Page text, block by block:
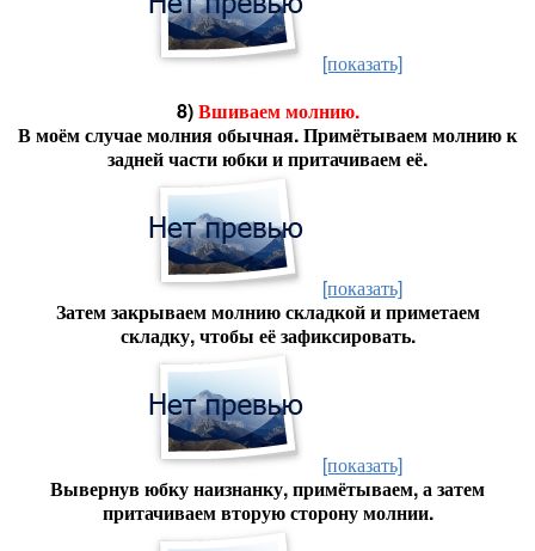
[показать]
8)Вшиваем молнию.
В моём случае молния обычная. Примётываем молнию к
задней части юбки и притачиваем её.
[показать]
Затем закрываем молнию складкой и приметаем
складку, чтобы её зафиксировать.
[показать]
Вывернув юбку наизнанку, примётываем, а затем
притачиваем вторую сторону молнии.